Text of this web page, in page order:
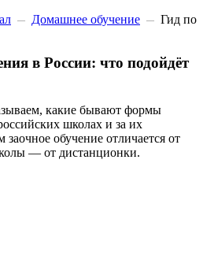
Домашнее обучение Гид по
в России: что подойдёт
какие бывают формы
школах и за их
обучение отличается от
— от дистанционки.‍